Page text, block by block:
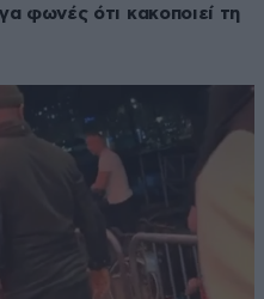
φωνές ότι κακοποιεί τη